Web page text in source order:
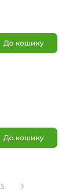
До кошику
До кошику
5